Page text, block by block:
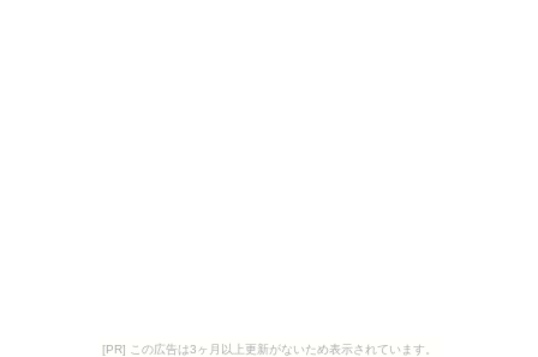
[PR] この広告は3ヶ月以上更新がないため表示されています。